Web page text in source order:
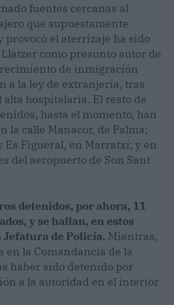
fuentes cercanas al
que supuestamente
provocó el aterrizaje ha sido
como presunto autor de
de inmigración
a la ley de extranjería, tras
hospitalaria. El resto de
hasta el momento, han
la calle Manacor, de Palma;
Es Figueral, en Marratxí; y en
del aeropuerto de Son Sant
detenidos, por ahora, 11
y se hallan, en estos
Jefatura de Policía. Mientras,
en la Comandancia de la
haber sido detenido por
a la autoridad en el interior